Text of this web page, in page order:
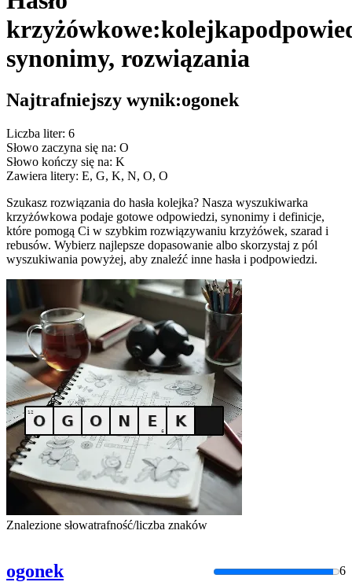
krzyżówkowe:kolejka
synonimy, rozwiązania
Najtrafniejszy wynik:ogonek
Liczba liter: 6
Słowo zaczyna się na: O
Słowo kończy się na: K
Zawiera litery: E, G, K, N, O, O
Szukasz rozwiązania do hasła kolejka? Nasza wyszukiwarka
krzyżówkowa podaje gotowe odpowiedzi, synonimy i definicje,
które pomogą Ci w szybkim rozwiązywaniu krzyżówek, szarad i
rebusów. Wybierz najlepsze dopasowanie albo skorzystaj z pól
wyszukiwania powyżej, aby znaleźć inne hasła i podpowiedzi.
Znalezione słowatrafność/liczba znaków
ogonek 6